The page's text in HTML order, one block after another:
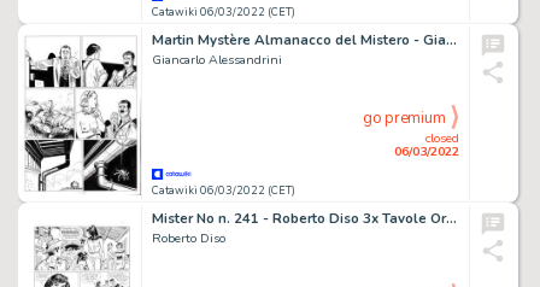
Catawiki 06/03/2022 (CET)
Martin Mystère Almanacco del Mistero - Giancarlo Alessandrini 2x Tavola Originale "Saturno contro la terra" - Page volante - Exemplaire unique - (2015)
Giancarlo Alessandrini
Catawiki 06/03/2022 (CET)
closed
06/03/2022
go premium
Mister No n. 241 - Roberto Diso 3x Tavole Originali "Vento rosso" - Page volante - Exemplaire unique - (1995)
Roberto Diso